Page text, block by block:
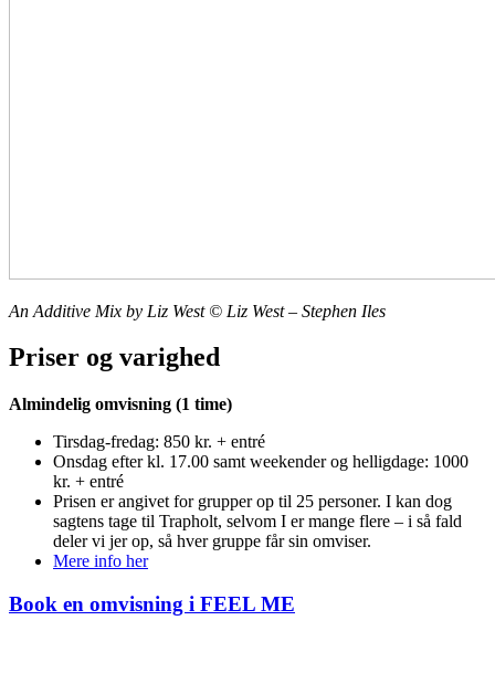
An Additive Mix by Liz West © Liz West – Stephen Iles
Priser og varighed
Almindelig omvisning (1 time)
Tirsdag-fredag: 850 kr. + entré
Onsdag efter kl. 17.00 samt weekender og helligdage: 1000
kr. + entré
Prisen er angivet for grupper op til 25 personer. I kan dog
sagtens tage til Trapholt, selvom I er mange flere – i så fald
deler vi jer op, så hver gruppe får sin omviser.
Mere info her
Book en omvisning i FEEL ME